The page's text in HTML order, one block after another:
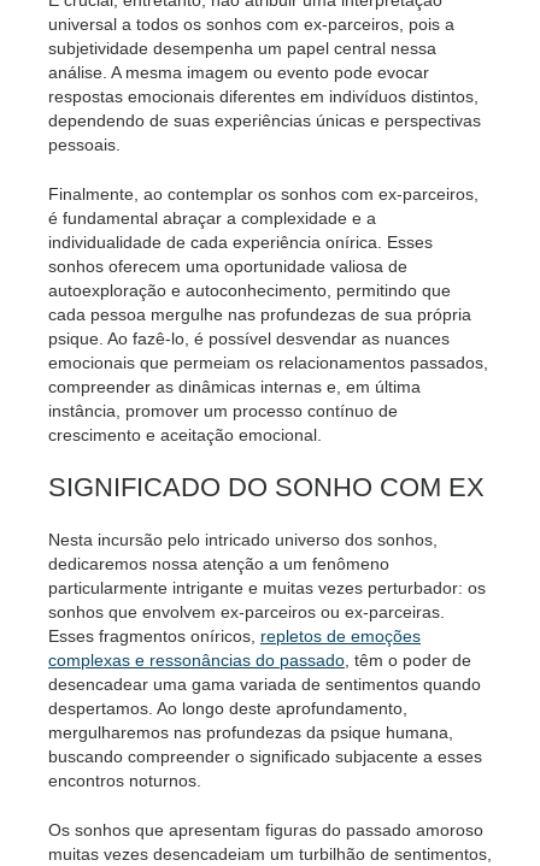
universal a todos os sonhos com ex-parceiros, pois a
subjetividade desempenha um papel central nessa
análise. A mesma imagem ou evento pode evocar
respostas emocionais diferentes em indivíduos distintos,
dependendo de suas experiências únicas e perspectivas
pessoais.
Finalmente, ao contemplar os sonhos com ex-parceiros,
é fundamental abraçar a complexidade e a
individualidade de cada experiência onírica. Esses
sonhos oferecem uma oportunidade valiosa de
autoexploração e autoconhecimento, permitindo que
cada pessoa mergulhe nas profundezas de sua própria
psique. Ao fazê-lo, é possível desvendar as nuances
emocionais que permeiam os relacionamentos passados,
compreender as dinâmicas internas e, em última
instância, promover um processo contínuo de
crescimento e aceitação emocional.
SIGNIFICADO DO SONHO COM EX
Nesta incursão pelo intricado universo dos sonhos,
dedicaremos nossa atenção a um fenômeno
particularmente intrigante e muitas vezes perturbador: os
sonhos que envolvem ex-parceiros ou ex-parceiras.
Esses fragmentos oníricos, repletos de emoções
complexas e ressonâncias do passado , têm o poder de
desencadear uma gama variada de sentimentos quando
despertamos. Ao longo deste aprofundamento,
mergulharemos nas profundezas da psique humana,
buscando compreender o significado subjacente a esses
encontros noturnos.
Os sonhos que apresentam figuras do passado amoroso
muitas vezes desencadeiam um turbilhão de sentimentos,